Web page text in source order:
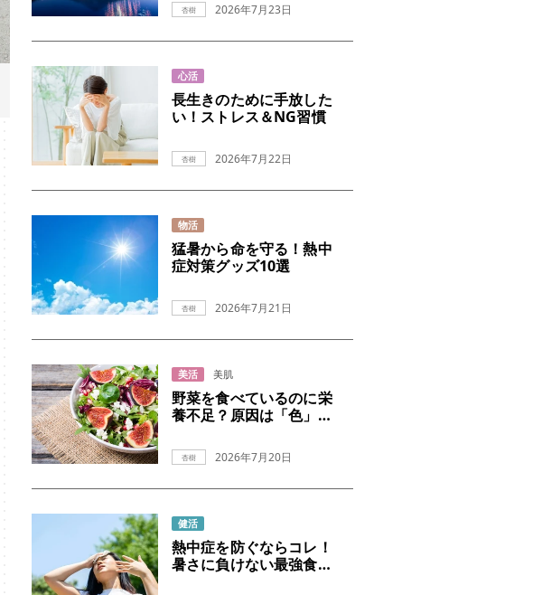
杏樹 2026年7月23日
心活
長生きのために手放した
い！ストレス＆NG習慣
杏樹 2026年7月22日
物活
猛暑から命を守る！熱中
症対策グッズ10選
杏樹 2026年7月21日
美活 美肌
野菜を食べているのに栄
養不足？原因は「色」だ
杏樹 2026年7月20日
健活
熱中症を防ぐならコレ！
暑さに負けない最強食べ